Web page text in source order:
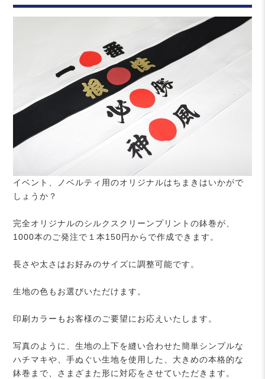
イベント、ノベルティ用のオリジナルはちまきはいかがで
しょうか？
完全オリジナルのシルクスクリーンプリントの鉢巻が、
1000本のご発注で１本150円からで作成できます。
長さや太さはお好みのサイズに調整可能です。
生地の色もお選びいただけます。
印刷カラーもお客様のご要望にお応えいたします。
写真のように、生地の上下を縫い合わせた簡単シンプルな
ハチマキや、手ぬぐい生地を使用した、大きめの本格的な
鉢巻まで、さまざまた形に対応をさせていただきます。